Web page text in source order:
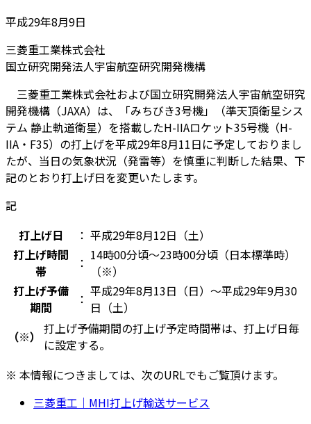
平成29年8月9日
三菱重工業株式会社
国立研究開発法人宇宙航空研究開発機構
三菱重工業株式会社および国立研究開発法人宇宙航空研究
開発機構（JAXA）は、「みちびき3号機」（準天頂衛星シス
テム 静止軌道衛星）を搭載したH-IIAロケット35号機（H-
IIA・F35）の打上げを平成29年8月11日に予定しておりまし
たが、当日の気象状況（発雷等）を慎重に判断した結果、下
記のとおり打上げ日を変更いたします。
記
打上げ日
： 平成29年8月12日（土）
打上げ時間
帯
： 14時00分頃〜23時00分頃（日本標準時）
（※）
打上げ予備
期間
： 平成29年8月13日（日）〜平成29年9月30
日（土）
（※）
打上げ予備期間の打上げ予定時間帯は、打上げ日毎
に設定する。
※ 本情報につきましては、次のURLでもご覧頂けます。
三菱重工｜MHI打上げ輸送サービス